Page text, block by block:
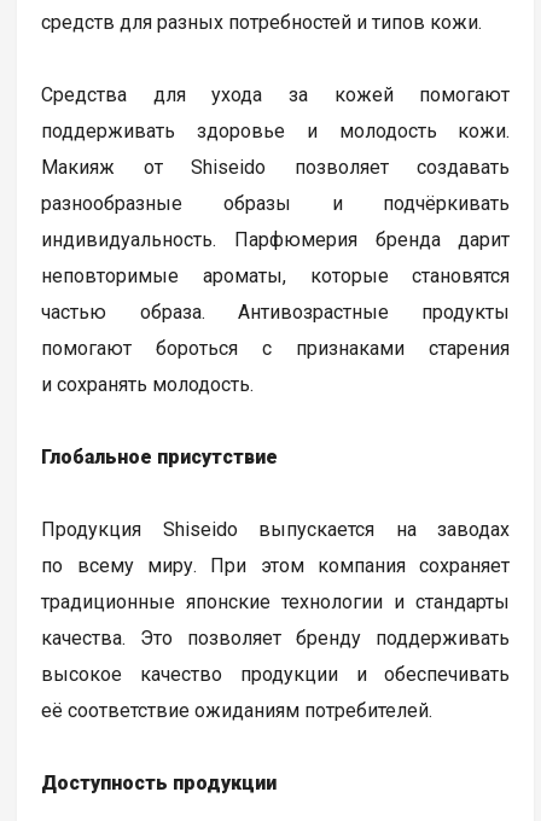
средств для разных потребностей и типов кожи.
Средства для ухода за кожей помогают
поддерживать здоровье и молодость кожи.
Макияж от Shiseido позволяет создавать
разнообразные образы и подчёркивать
индивидуальность. Парфюмерия бренда дарит
неповторимые ароматы, которые становятся
частью образа. Антивозрастные продукты
помогают бороться с признаками старения
и сохранять молодость.
Глобальное присутствие
Продукция Shiseido выпускается на заводах
по всему миру. При этом компания сохраняет
традиционные японские технологии и стандарты
качества. Это позволяет бренду поддерживать
высокое качество продукции и обеспечивать
её соответствие ожиданиям потребителей.
Доступность продукции